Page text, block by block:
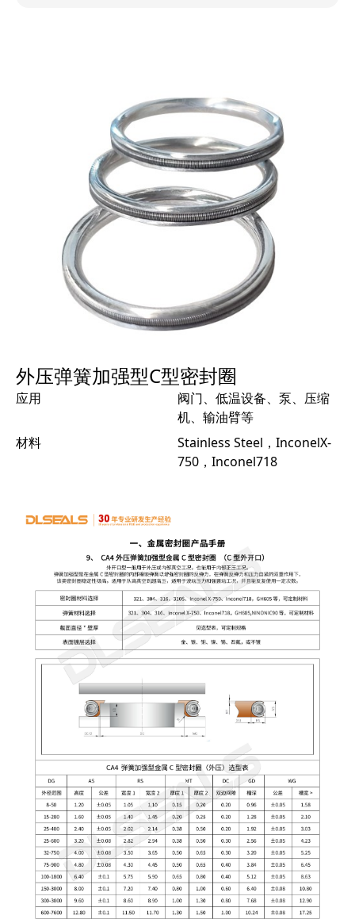
外压弹簧加强型C型密封圈
应用
阀门、低温设备、泵、压缩
机、输油臂等
材料
Stainless Steel，InconelX-
750，Inconel718